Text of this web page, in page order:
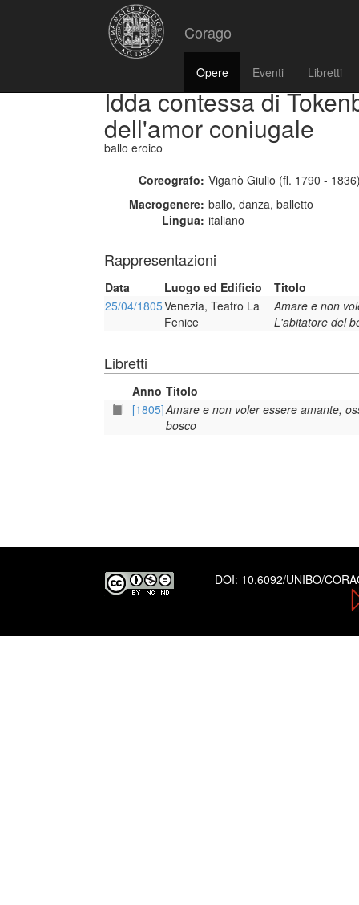
Corago
Opere Eventi Libretti
Idda contessa di
dell'amor coniugale
ballo eroico
Coreografo: Viganò Giulio (fl. 1790 -
Macrogenere: ballo, danza, balletto
Lingua: italiano
Rappresentazioni
Data Luogo ed Edificio
Titolo
25/04/1805Venezia, Teatro La
Fenice
Amare e non
L'abitatore del
Libretti
Anno Titolo
[1805]Amare e non voler essere amante,
bosco
DOI: 10.6092/UNIBO/